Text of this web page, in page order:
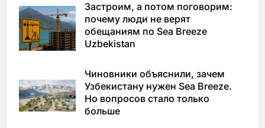
Застроим, а потом поговорим:
почему люди не верят
обещаниям по Sea Breeze
Uzbekistan
Чиновники объяснили, зачем
Узбекистану нужен Sea Breeze.
Но вопросов стало только
больше